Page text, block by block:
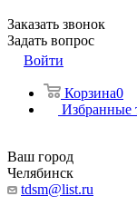
Заказать звонок
Задать вопрос
Войти
Корзина0
Избранные
Ваш город
Челябинск
tdsm@list.ru